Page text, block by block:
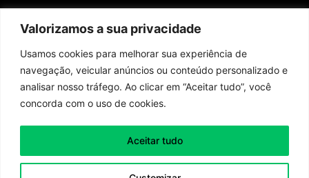
Valorizamos a sua privacidade
Usamos cookies para melhorar sua experiência de
navegação, veicular anúncios ou conteúdo personalizado e
analisar nosso tráfego. Ao clicar em “Aceitar tudo”, você
concorda com o uso de cookies.
Aceitar tudo
Quem nos patrocina
Contato
Toda honra e toda glória ao Senhor Jesus Cristo!